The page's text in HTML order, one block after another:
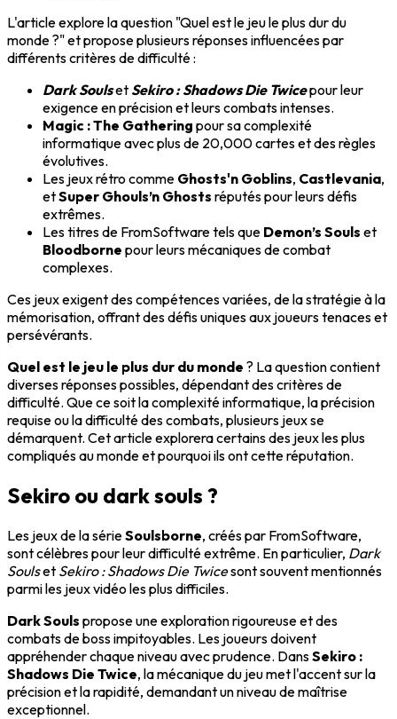
L'article explore la question "Quel est le jeu le plus dur du
monde ?" et propose plusieurs réponses influencées par
différents critères de difficulté :
Dark SoulsetSekiro : Shadows Die Twicepour leur
exigence en précision et leurs combats intenses.
Magic : The Gathering pour sa complexité
informatique avec plus de 20,000 cartes et des règles
évolutives.
Les jeux rétro comme Ghosts'n Goblins, Castlevania,
etSuper Ghouls’n Ghosts réputés pour leurs défis
extrêmes.
Les titres de FromSoftware tels que Demon’s Souls et
Bloodborne pour leurs mécaniques de combat
complexes.
Ces jeux exigent des compétences variées, de la stratégie à la
mémorisation, offrant des défis uniques aux joueurs tenaces et
persévérants.
Quel est le jeu le plus dur du monde ? La question contient
diverses réponses possibles, dépendant des critères de
difficulté. Que ce soit la complexité informatique, la précision
requise ou la difficulté des combats, plusieurs jeux se
démarquent. Cet article explorera certains des jeux les plus
compliqués au monde et pourquoi ils ont cette réputation.
Sekiro ou dark souls ?
Les jeux de la sérieSoulsborne, créés par FromSoftware,
sont célèbres pour leur difficulté extrême. En particulier, Dark
Soulset Sekiro : Shadows Die Twicesont souvent mentionnés
parmi les jeux vidéo les plus difficiles.
Dark Souls propose une exploration rigoureuse et des
combats de boss impitoyables. Les joueurs doivent
appréhender chaque niveau avec prudence. DansSekiro :
Shadows Die Twice, la mécanique du jeu met l'accent sur la
précision et la rapidité, demandant un niveau de maîtrise
exceptionnel.